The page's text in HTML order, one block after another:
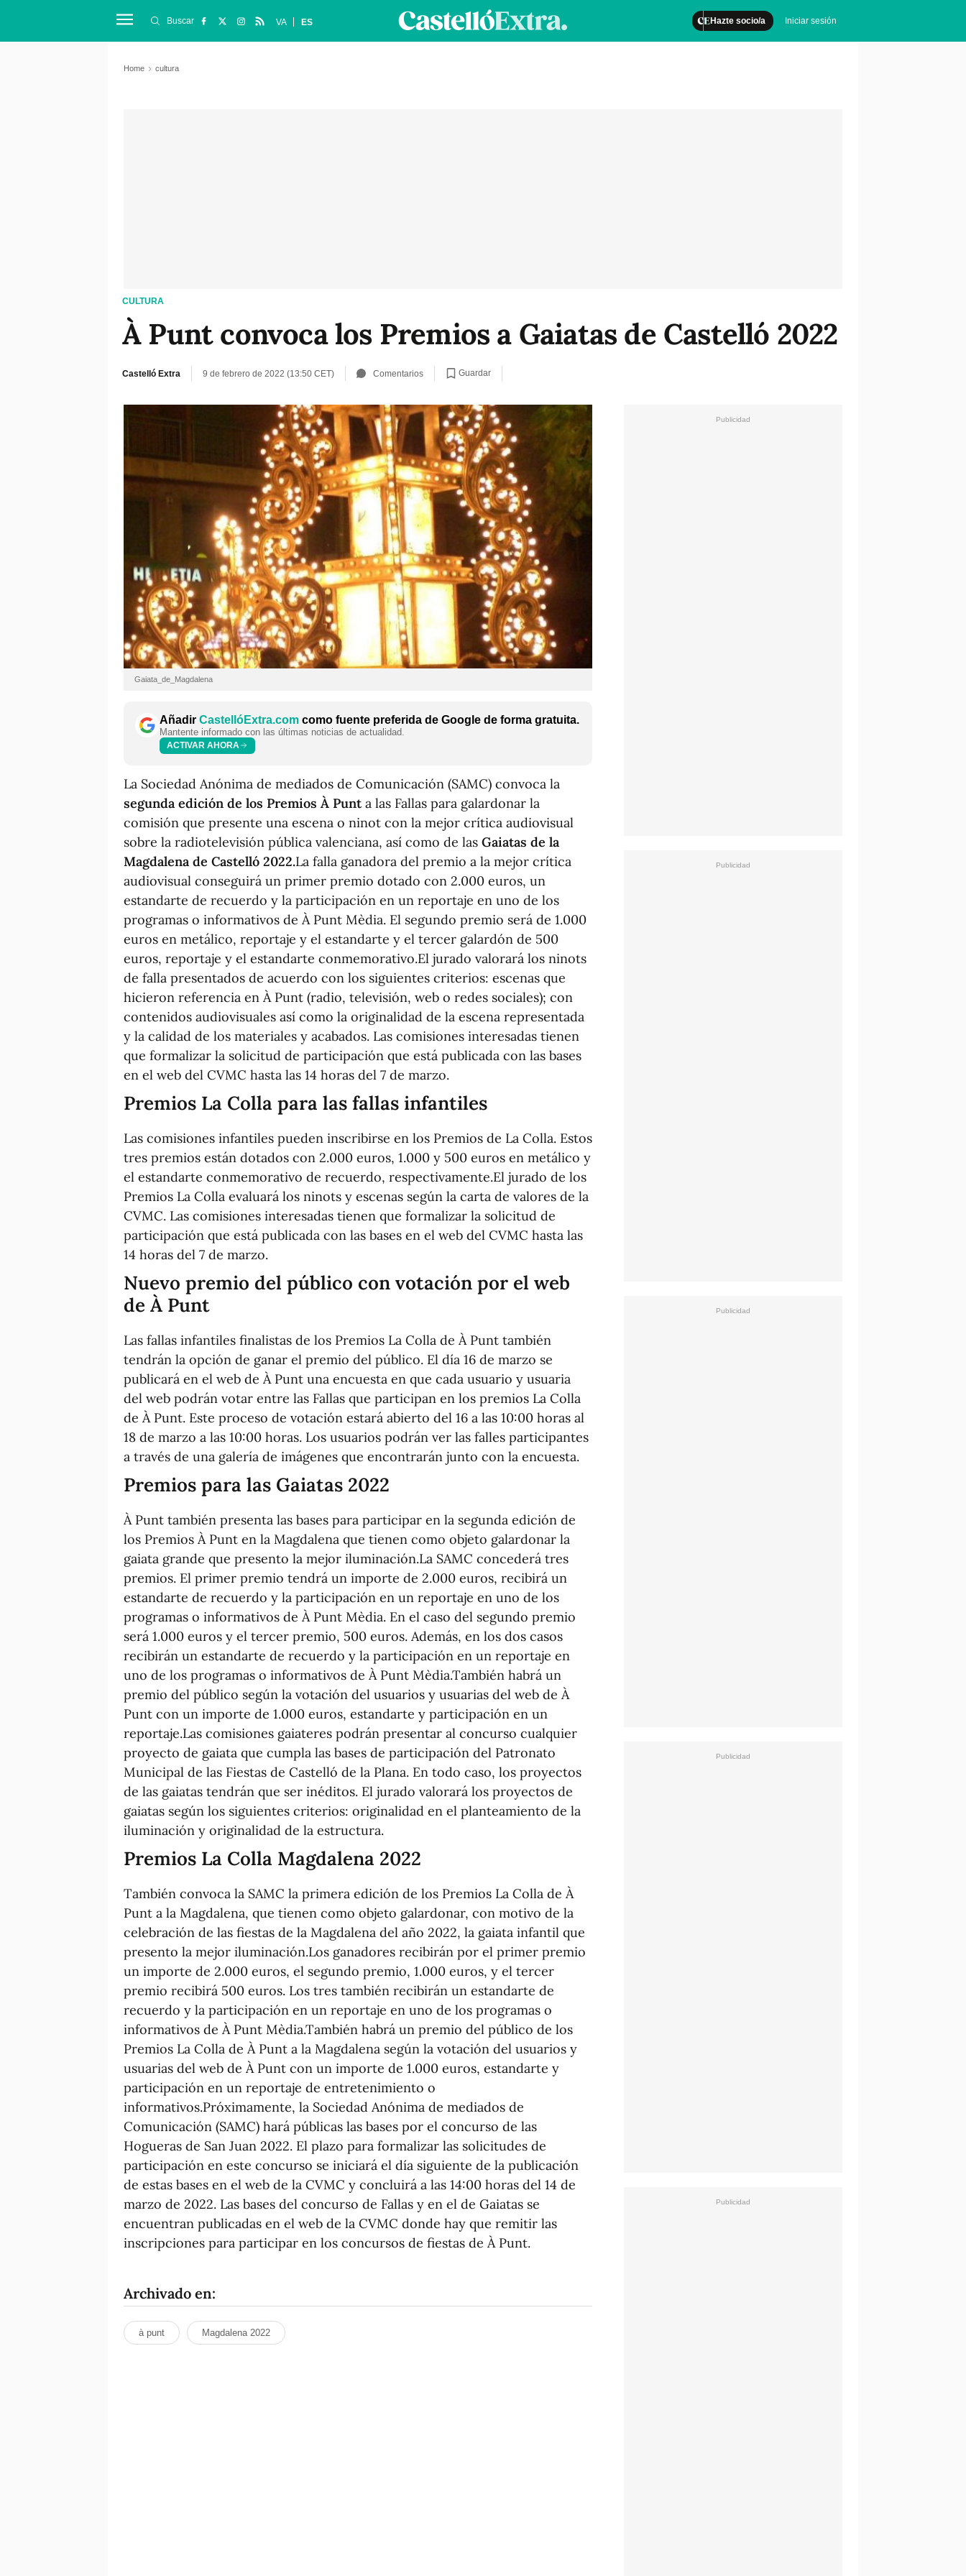
Hazte socio/a Iniciar sesión
Buscar VA ES
Home cultura
CULTURA
À Punt convoca los Premios a Gaiatas de Castelló 2022
Castelló Extra 9 de febrero de 2022 (13:50 CET) Comentarios Guardar
Gaiata_de_Magdalena
Añadir CastellóExtra.com como fuente preferida de Google de forma gratuita.
Mantente informado con las últimas noticias de actualidad.
ACTIVAR AHORA
La Sociedad Anónima de mediados de Comunicación (SAMC) convoca la
segunda edición de los Premios À Punta las Fallas para galardonar la
comisión que presente una escena o ninot con la mejor crítica audiovisual
sobre la radiotelevisión pública valenciana, así como de las Gaiatas de la
Magdalena de Castelló 2022.La falla ganadora del premio a la mejor crítica
audiovisual conseguirá un primer premio dotado con 2.000 euros, un
estandarte de recuerdo y la participación en un reportaje en uno de los
programas o informativos de À Punt Mèdia. El segundo premio será de 1.000
euros en metálico, reportaje y el estandarte y el tercer galardón de 500
euros, reportaje y el estandarte conmemorativo.El jurado valorará los ninots
de falla presentados de acuerdo con los siguientes criterios: escenas que
hicieron referencia en À Punt (radio, televisión, web o redes sociales); con
contenidos audiovisuales así como la originalidad de la escena representada
y la calidad de los materiales y acabados. Las comisiones interesadas tienen
que formalizar la solicitud de participación que está publicada con las bases
en el web del CVMC hasta las 14 horas del 7 de marzo.
Premios La Colla para las fallas infantiles
Las comisiones infantiles pueden inscribirse en los Premios de La Colla. Estos
tres premios están dotados con 2.000 euros, 1.000 y 500 euros en metálico y
el estandarte conmemorativo de recuerdo, respectivamente.El jurado de los
Premios La Colla evaluará los ninots y escenas según la carta de valores de la
CVMC. Las comisiones interesadas tienen que formalizar la solicitud de
participación que está publicada con las bases en el web del CVMC hasta las
14 horas del 7 de marzo.
Nuevo premio del público con votación por el web
de À Punt
Las fallas infantiles finalistas de los Premios La Colla de À Punt también
tendrán la opción de ganar el premio del público. El día 16 de marzo se
publicará en el web de À Punt una encuesta en que cada usuario y usuaria
del web podrán votar entre las Fallas que participan en los premios La Colla
de À Punt. Este proceso de votación estará abierto del 16 a las 10:00 horas al
18 de marzo a las 10:00 horas. Los usuarios podrán ver las falles participantes
a través de una galería de imágenes que encontrarán junto con la encuesta.
Premios para las Gaiatas 2022
À Punt también presenta las bases para participar en la segunda edición de
los Premios À Punt en la Magdalena que tienen como objeto galardonar la
gaiata grande que presento la mejor iluminación.La SAMC concederá tres
premios. El primer premio tendrá un importe de 2.000 euros, recibirá un
estandarte de recuerdo y la participación en un reportaje en uno de los
programas o informativos de À Punt Mèdia. En el caso del segundo premio
será 1.000 euros y el tercer premio, 500 euros. Además, en los dos casos
recibirán un estandarte de recuerdo y la participación en un reportaje en
uno de los programas o informativos de À Punt Mèdia.También habrá un
premio del público según la votación del usuarios y usuarias del web de À
Punt con un importe de 1.000 euros, estandarte y participación en un
reportaje.Las comisiones gaiateres podrán presentar al concurso cualquier
proyecto de gaiata que cumpla las bases de participación del Patronato
Municipal de las Fiestas de Castelló de la Plana. En todo caso, los proyectos
de las gaiatas tendrán que ser inéditos. El jurado valorará los proyectos de
gaiatas según los siguientes criterios: originalidad en el planteamiento de la
iluminación y originalidad de la estructura.
Premios La Colla Magdalena 2022
También convoca la SAMC la primera edición de los Premios La Colla de À
Punt a la Magdalena, que tienen como objeto galardonar, con motivo de la
celebración de las fiestas de la Magdalena del año 2022, la gaiata infantil que
presento la mejor iluminación.Los ganadores recibirán por el primer premio
un importe de 2.000 euros, el segundo premio, 1.000 euros, y el tercer
premio recibirá 500 euros. Los tres también recibirán un estandarte de
recuerdo y la participación en un reportaje en uno de los programas o
informativos de À Punt Mèdia.También habrá un premio del público de los
Premios La Colla de À Punt a la Magdalena según la votación del usuarios y
usuarias del web de À Punt con un importe de 1.000 euros, estandarte y
participación en un reportaje de entretenimiento o
informativos.Próximamente, la Sociedad Anónima de mediados de
Comunicación (SAMC) hará públicas las bases por el concurso de las
Hogueras de San Juan 2022. El plazo para formalizar las solicitudes de
participación en este concurso se iniciará el día siguiente de la publicación
de estas bases en el web de la CVMC y concluirá a las 14:00 horas del 14 de
marzo de 2022. Las bases del concurso de Fallas y en el de Gaiatas se
encuentran publicadas en el web de la CVMC donde hay que remitir las
inscripciones para participar en los concursos de fiestas de À Punt.
Archivado en:
à punt Magdalena 2022